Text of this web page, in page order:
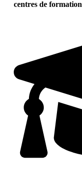
centres de formation